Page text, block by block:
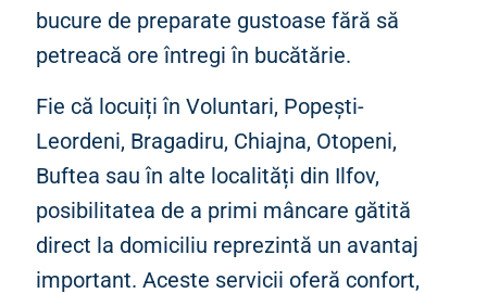
bucure de preparate gustoase fără să
petreacă ore întregi în bucătărie.
Fie că locuiți în Voluntari, Popești-
Leordeni, Bragadiru, Chiajna, Otopeni,
Buftea sau în alte localități din Ilfov,
posibilitatea de a primi mâncare gătită
direct la domiciliu reprezintă un avantaj
important. Aceste servicii oferă confort,